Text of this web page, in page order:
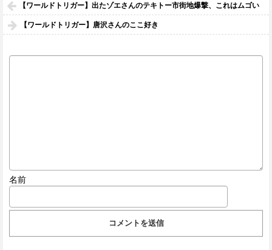
【ワールドトリガー】出たゾエさんのテキトー市街地爆撃、これはムゴい
【ワールドトリガー】唐沢さんのここ好き
名前